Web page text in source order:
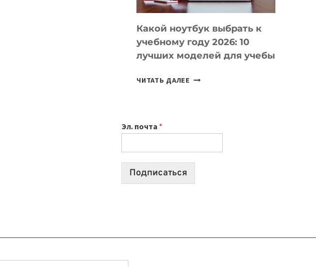
БЕЗ
КОДА
Какой ноутбук выбрать к
учебному году 2026: 10
лучших моделей для учебы
ЧИТАТЬ ДАЛЕЕ КАКОЙ
2026:
10
Эл. почта *
Подписаться